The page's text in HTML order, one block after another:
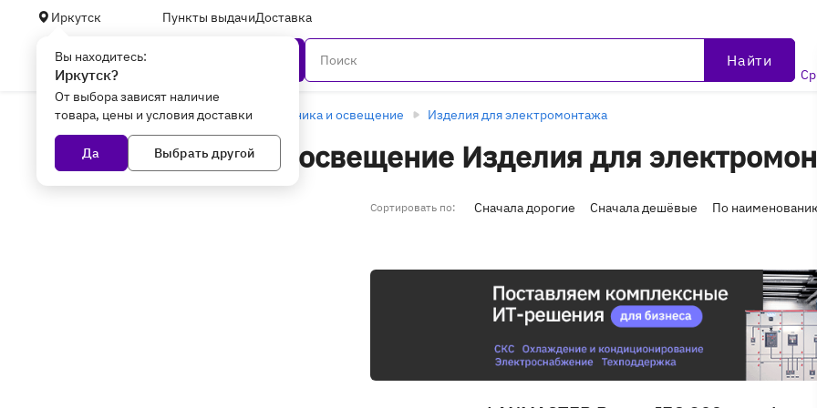
Иркутск Пункты выдачиДоставка
Вы находитесь:
Иркутск?
От выбора зависят наличие
товара, цены и условия доставки
Да Выбрать другой
Найти
Главная Дом, дача, авто Электротехника и освещение Изделия для электромонтажа
Электротехника и освещение Изделия для
Иркутске
Сортировать по: Сначала дорогие Сначала дешёвые По